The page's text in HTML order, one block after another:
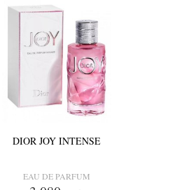
DIOR JOY INTENSE
EAU DE PARFUM